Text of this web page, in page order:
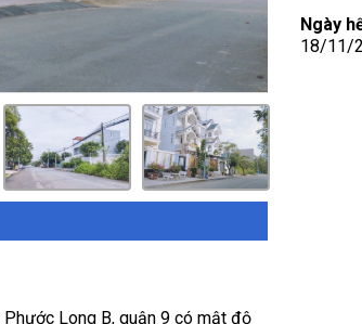
Long B, quận 9 có mật độ
Ngày
18/11/